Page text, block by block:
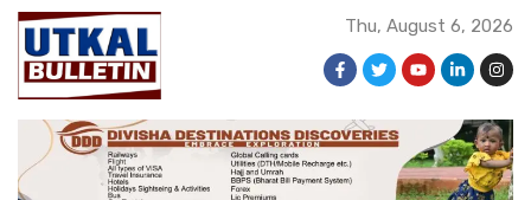
Thu, August 6, 2026